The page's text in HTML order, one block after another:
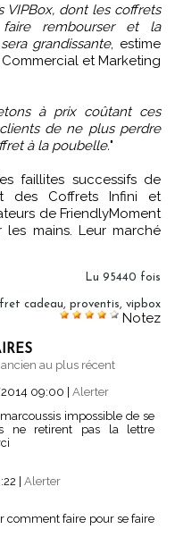
VIPBox, dont les coffrets
rembourser et la
grandissante, estime
et Marketing
à prix coûtant ces
de ne plus perdre
à la poubelle."
faillites successifs de
des Coffrets Infini et
de FriendlyMoment
mains. Leur marché
Lu 95440 fois
cadeau, proventis, vipbox
Notez
au plus récent
09:00
Alerter
impossible de se
ne retirent pas la lettre
Alerter
comment faire pour se faire